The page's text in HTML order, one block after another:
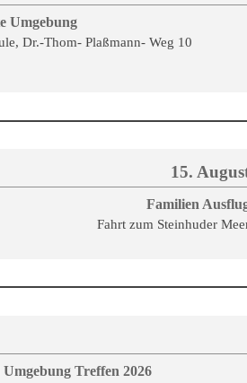
Umgebung
Dr.-Thom- Plaßmann- Weg 10
15.
Familien
Fahrt zum Steinhuder
Treffen 2026